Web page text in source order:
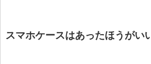
スマホケースはあったほうがい